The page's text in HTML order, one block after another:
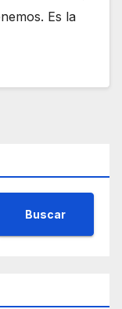
Es la
Buscar